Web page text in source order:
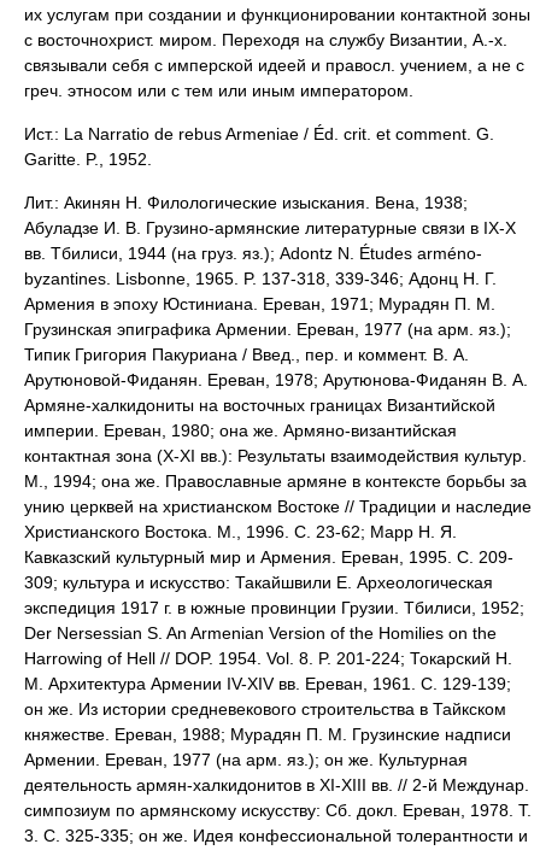
их услугам при создании и функционировании контактной зоны
с восточнохрист. миром. Переходя на службу Византии, А.-х.
связывали себя с имперской идеей и правосл. учением, а не с
греч. этносом или с тем или иным императором.
Ист.: La Narratio de rebus Armeniae / Éd. crit. et comment. G.
Garitte. P., 1952.
Лит.: Акинян Н. Филологические изыскания. Вена, 1938;
Абуладзе И. В. Грузино-армянские литературные связи в IX-X
вв. Тбилиси, 1944 (на груз. яз.); Adontz N. Études arméno-
byzantines. Lisbonne, 1965. P. 137-318, 339-346; Адонц Н. Г.
Армения в эпоху Юстиниана. Ереван, 1971; Мурадян П. М.
Грузинская эпиграфика Армении. Ереван, 1977 (на арм. яз.);
Типик Григория Пакуриана / Введ., пер. и коммент. В. А.
Арутюновой-Фиданян. Ереван, 1978; Арутюнова-Фиданян В. А.
Армяне-халкидониты на восточных границах Византийской
империи. Ереван, 1980; она же. Армяно-византийская
контактная зона (X-ХI вв.): Результаты взаимодействия культур.
М., 1994; она же. Православные армяне в контексте борьбы за
унию церквей на христианском Востоке // Традиции и наследие
Христианского Востока. М., 1996. С. 23-62; Марр Н. Я.
Кавказский культурный мир и Армения. Ереван, 1995. С. 209-
309; культура и искусство: Такайшвили Е. Археологическая
экспедиция 1917 г. в южные провинции Грузии. Тбилиси, 1952;
Der Nersessian S. An Armenian Version of the Homilies on the
Harrowing of Hell // DOP. 1954. Vol. 8. P. 201-224; Токарский Н.
М. Архитектура Армении IV-XIV вв. Ереван, 1961. С. 129-139;
он же. Из истории средневекового строительства в Тайкском
княжестве. Ереван, 1988; Мурадян П. М. Грузинские надписи
Армении. Ереван, 1977 (на арм. яз.); он же. Культурная
деятельность армян-халкидонитов в XI-XIII вв. // 2-й Междунар.
симпозиум по армянскому искусству: Сб. докл. Ереван, 1978. Т.
3. С. 325-335; он же. Идея конфессиональной толерантности и